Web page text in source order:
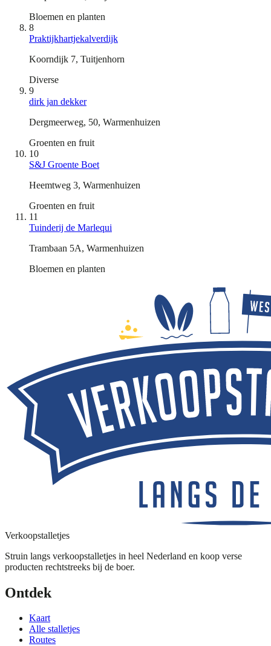
Bloemen en planten
8
Praktijkhartjekalverdijk
Koorndijk 7, Tuitjenhorn
Diverse
9
dirk jan dekker
Dergmeerweg, 50, Warmenhuizen
Groenten en fruit
10
S&J Groente Boet
Heemtweg 3, Warmenhuizen
Groenten en fruit
11
Tuinderij de Marlequi
Trambaan 5A, Warmenhuizen
Bloemen en planten
Verkoopstalletjes
Struin langs verkoopstalletjes in heel Nederland en koop verse
producten rechtstreeks bij de boer.
Ontdek
Kaart
Alle stalletjes
Routes